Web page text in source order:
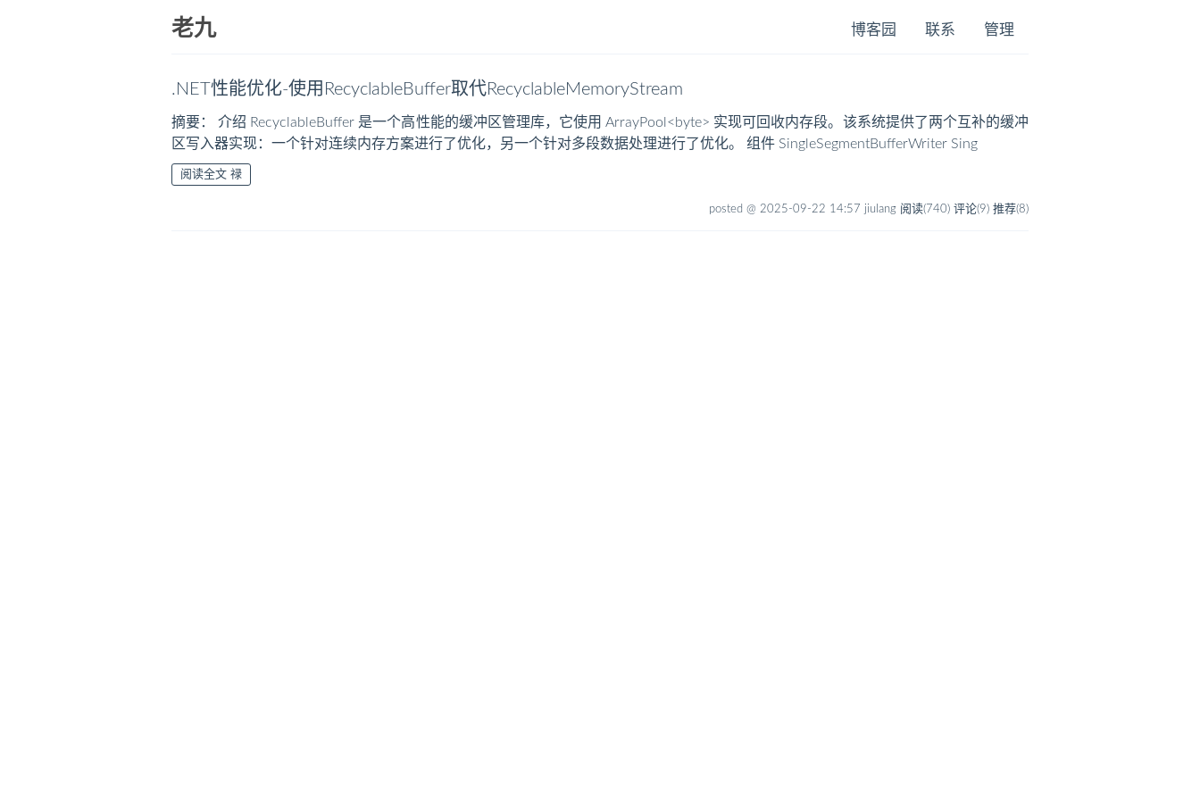
老九 博客园 联系 管理
.NET性能优化-使用RecyclableBuffer取代RecyclableMemoryStream
摘要： 介绍 RecyclableBuffer 是一个高性能的缓冲区管理库，它使用 ArrayPool<byte> 实现可回收内存段。该系统提供了两个互补的缓冲
区写入器实现：一个针对连续内存方案进行了优化，另一个针对多段数据处理进行了优化。 组件 SingleSegmentBufferWriter Sing
阅读全文
posted @ 2025-09-22 14:57 jiulang 阅读(740) 评论(9) 推荐(8)